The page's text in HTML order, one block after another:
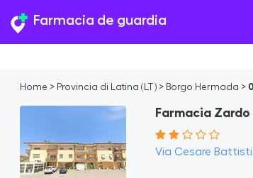
Farmacia de guardia
Home > Provincia di Latina (LT) > Borgo Hermada >
Farmacia
Via Cesare